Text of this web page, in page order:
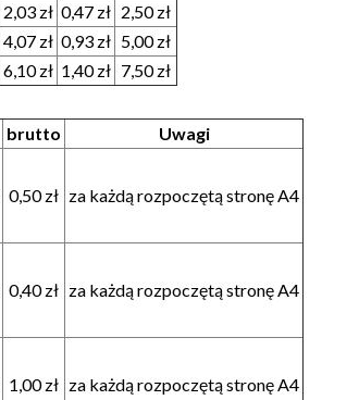
2,03 zł 0,47 zł 2,50 zł
4,07 zł 0,93 zł 5,00 zł
6,10 zł 1,40 zł 7,50 zł
brutto Uwagi
0,50 zł za każdą rozpoczętą stronę A4
0,40 zł za każdą rozpoczętą stronę A4
1,00 zł za każdą rozpoczętą stronę A4